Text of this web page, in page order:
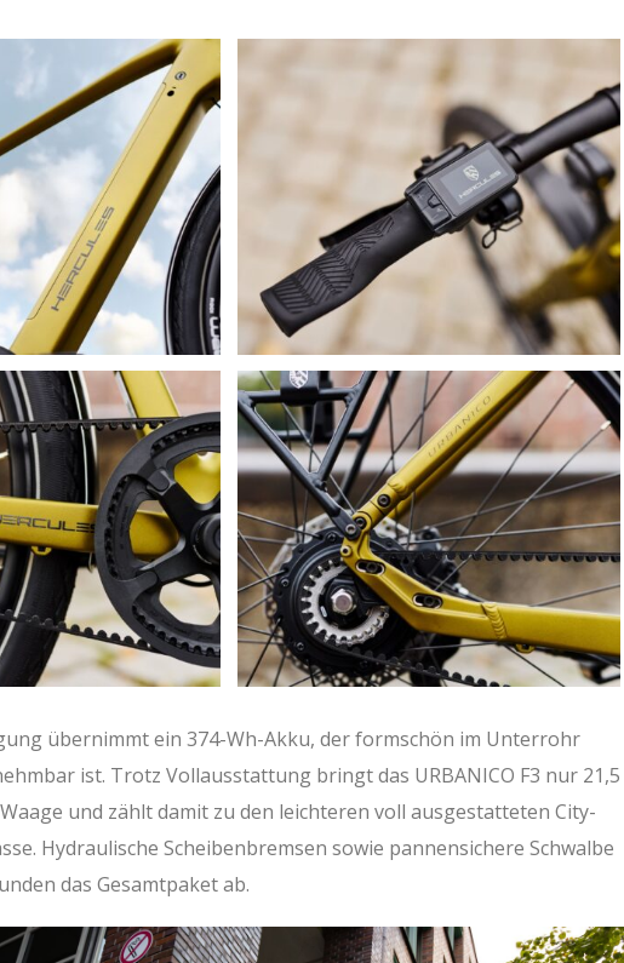
übernimmt ein 374-Wh-Akku, der formschön im Unterrohr
ist. Trotz Vollausstattung bringt das URBANICO F3 nur 21,5
und zählt damit zu den leichteren voll ausgestatteten City-
Hydraulische Scheibenbremsen sowie pannensichere Schwalbe
das Gesamtpaket ab.